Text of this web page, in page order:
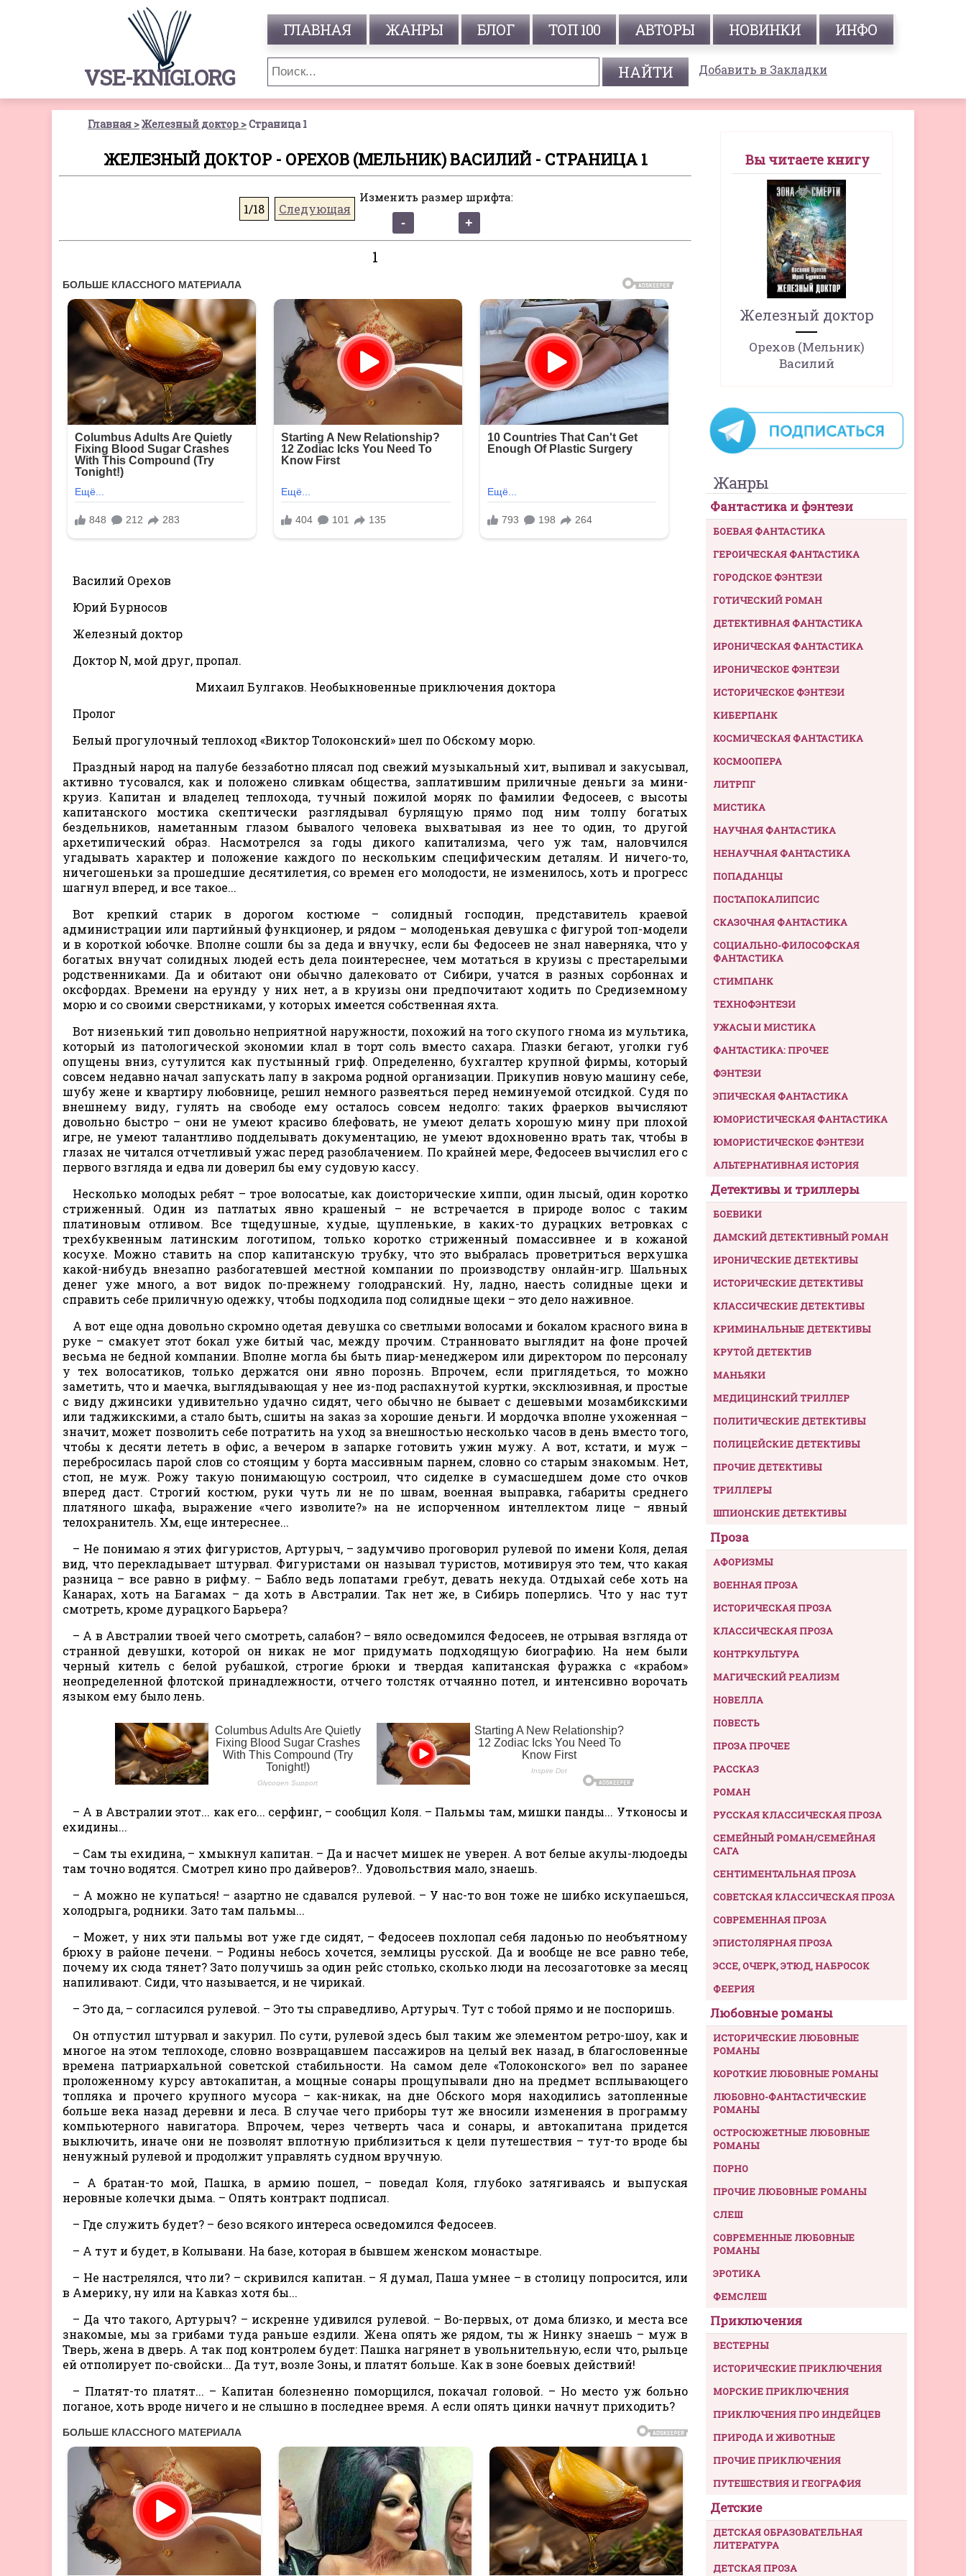
VSE-KNIGI.ORG
ГЛАВНАЯ ЖАНРЫ БЛОГ ТОП 100 АВТОРЫ НОВИНКИ ИНФО
Добавить в Закладки
Главная Железный доктор Страница 1
ЖЕЛЕЗНЫЙ ДОКТОР - ОРЕХОВ (МЕЛЬНИК) ВАСИЛИЙ - СТРАНИЦА 1
1/18 Следующая
Изменить размер шрифта:
1
Василий Орехов
Юрий Бурносов
Железный доктор
Доктор N, мой друг, пропал.
Михаил Булгаков. Необыкновенные приключения доктора
Пролог
Белый прогулочный теплоход «Виктор Толоконский» шел по Обскому морю.
Праздный народ на палубе беззаботно плясал под свежий музыкальный хит, выпивал и закусывал,
активно тусовался, как и положено сливкам общества, заплатившим приличные деньги за мини-
круиз. Капитан и владелец теплохода, тучный пожилой моряк по фамилии Федосеев, с высоты
капитанского мостика скептически разглядывал бурлящую прямо под ним толпу богатых
бездельников, наметанным глазом бывалого человека выхватывая из нее то один, то другой
архетипический образ. Насмотрелся за годы дикого капитализма, чего уж там, наловчился
угадывать характер и положение каждого по нескольким специфическим деталям. И ничего-то,
ничегошеньки за прошедшие десятилетия, со времен его молодости, не изменилось, хоть и прогресс
шагнул вперед, и все такое...
Вот крепкий старик в дорогом костюме – солидный господин, представитель краевой
администрации или партийный функционер, и рядом – молоденькая девушка с фигурой топ-модели
и в короткой юбочке. Вполне сошли бы за деда и внучку, если бы Федосеев не знал наверняка, что у
богатых внучат солидных людей есть дела поинтереснее, чем мотаться в круизы с престарелыми
родственниками. Да и обитают они обычно далековато от Сибири, учатся в разных сорбоннах и
оксфордах. Времени на ерунду у них нет, а в круизы они предпочитают ходить по Средиземному
морю и со своими сверстниками, у которых имеется собственная яхта.
Вот низенький тип довольно неприятной наружности, похожий на того скупого гнома из мультика,
который из патологической экономии клал в торт соль вместо сахара. Глазки бегают, уголки губ
опущены вниз, сутулится как пустынный гриф. Определенно, бухгалтер крупной фирмы, который
совсем недавно начал запускать лапу в закрома родной организации. Прикупив новую машину себе,
шубу жене и квартиру любовнице, решил немного развеяться перед неминуемой отсидкой. Судя по
внешнему виду, гулять на свободе ему осталось совсем недолго: таких фраерков вычисляют
довольно быстро – они не умеют красиво блефовать, не умеют делать хорошую мину при плохой
игре, не умеют талантливо подделывать документацию, не умеют вдохновенно врать так, чтобы в
глазах не читался отчетливый ужас перед разоблачением. По крайней мере, Федосеев вычислил его с
первого взгляда и едва ли доверил бы ему судовую кассу.
Несколько молодых ребят – трое волосатые, как доисторические хиппи, один лысый, один коротко
стриженный. Один из патлатых явно крашеный – не встречается в природе волос с таким
платиновым отливом. Все тщедушные, худые, щупленькие, в каких-то дурацких ветровках с
трехбуквенным латинским логотипом, только коротко стриженный помассивнее и в кожаной
косухе. Можно ставить на спор капитанскую трубку, что это выбралась проветриться верхушка
какой-нибудь внезапно разбогатевшей местной компании по производству онлайн-игр. Шальных
денег уже много, а вот видок по-прежнему голодранский. Ну, ладно, наесть солидные щеки и
справить себе приличную одежку, чтобы подходила под солидные щеки – это дело наживное.
А вот еще одна довольно скромно одетая девушка со светлыми волосами и бокалом красного вина в
руке – смакует этот бокал уже битый час, между прочим. Странновато выглядит на фоне прочей
весьма не бедной компании. Вполне могла бы быть пиар-менеджером или директором по персоналу
у тех волосатиков, только держатся они явно порознь. Впрочем, если приглядеться, то можно
заметить, что и маечка, выглядывающая у нее из-под распахнутой куртки, эксклюзивная, и простые
с виду джинсики удивительно удачно сидят, чего обычно не бывает с дешевыми мозамбикскими
или таджикскими, а стало быть, сшиты на заказ за хорошие деньги. И мордочка вполне ухоженная –
значит, может позволить себе потратить на уход за внешностью несколько часов в день вместо того,
чтобы к десяти лететь в офис, а вечером в запарке готовить ужин мужу. А вот, кстати, и муж –
перебросилась парой слов со стоящим у борта массивным парнем, словно со старым знакомым. Нет,
стоп, не муж. Рожу такую понимающую состроил, что сиделке в сумасшедшем доме сто очков
вперед даст. Строгий костюм, руки чуть ли не по швам, военная выправка, габариты среднего
платяного шкафа, выражение «чего изволите?» на не испорченном интеллектом лице – явный
телохранитель. Хм, еще интереснее...
– Не понимаю я этих фигуристов, Артурыч, – задумчиво проговорил рулевой по имени Коля, делая
вид, что перекладывает штурвал. Фигуристами он называл туристов, мотивируя это тем, что какая
разница – все равно в рифму. – Бабло ведь лопатами гребут, девать некуда. Отдыхай себе хоть на
Канарах, хоть на Багамах – да хоть в Австралии. Так нет же, в Сибирь поперлись. Что у нас тут
смотреть, кроме дурацкого Барьера?
– А в Австралии твоей чего смотреть, салабон? – вяло осведомился Федосеев, не отрывая взгляда от
странной девушки, которой он никак не мог придумать подходящую биографию. На нем были
черный китель с белой рубашкой, строгие брюки и твердая капитанская фуражка с «крабом»
неопределенной флотской принадлежности, отчего толстяк отчаянно потел, и интенсивно ворочать
языком ему было лень.
– А в Австралии этот... как его... серфинг, – сообщил Коля. – Пальмы там, мишки панды... Утконосы и
ехидины...
– Сам ты ехидина, – хмыкнул капитан. – Да и насчет мишек не уверен. А вот белые акулы-людоеды
там точно водятся. Смотрел кино про дайверов?.. Удовольствия мало, знаешь.
– А можно не купаться! – азартно не сдавался рулевой. – У нас-то вон тоже не шибко искупаешься,
холодрыга, родники. Зато там пальмы...
– Может, у них эти пальмы вот уже где сидят, – Федосеев похлопал себя ладонью по необъятному
брюху в районе печени. – Родины небось хочется, землицы русской. Да и вообще не все равно тебе,
почему их сюда тянет? Зато получишь за один рейс столько, сколько люди на лесозаготовке за месяц
напиливают. Сиди, что называется, и не чирикай.
– Это да, – согласился рулевой. – Это ты справедливо, Артурыч. Тут с тобой прямо и не поспоришь.
Он отпустил штурвал и закурил. По сути, рулевой здесь был таким же элементом ретро-шоу, как и
многое на этом теплоходе, словно возвращавшем пассажиров на целый век назад, в благословенные
времена патриархальной советской стабильности. На самом деле «Толоконского» вел по заранее
проложенному курсу автокапитан, а мощные сонары прощупывали дно на предмет всплывающего
топляка и прочего крупного мусора – как-никак, на дне Обского моря находились затопленные
больше века назад деревни и леса. В случае чего приборы тут же вносили изменения в программу
компьютерного навигатора. Впрочем, через четверть часа и сонары, и автокапитана придется
выключить, иначе они не позволят вплотную приблизиться к цели путешествия – тут-то вроде бы
ненужный рулевой и продолжит управлять судном вручную.
– А братан-то мой, Пашка, в армию пошел, – поведал Коля, глубоко затягиваясь и выпуская
неровные колечки дыма. – Опять контракт подписал.
– Где служить будет? – безо всякого интереса осведомился Федосеев.
– А тут и будет, в Колывани. На базе, которая в бывшем женском монастыре.
– Не настрелялся, что ли? – скривился капитан. – Я думал, Паша умнее – в столицу попросится, или
в Америку, ну или на Кавказ хотя бы...
– Да что такого, Артурыч? – искренне удивился рулевой. – Во-первых, от дома близко, и места все
знакомые, мы за грибами туда раньше ездили. Жена опять же рядом, ты ж Нинку знаешь – муж в
Тверь, жена в дверь. А так под контролем будет: Пашка нагрянет в увольнительную, если что, рыльце
ей отполирует по-свойски... Да тут, возле Зоны, и платят больше. Как в зоне боевых действий!
– Платят-то платят... – Капитан болезненно поморщился, покачал головой. – Но место уж больно
поганое, хоть вроде ничего и не слышно в последнее время. А если опять цинки начнут приходить?
Вы читаете книгу
Железный доктор
Орехов (Мельник)
Василий
Жанры
Фантастика и фэнтези
БОЕВАЯ ФАНТАСТИКА
ГЕРОИЧЕСКАЯ ФАНТАСТИКА
ГОРОДСКОЕ ФЭНТЕЗИ
ГОТИЧЕСКИЙ РОМАН
ДЕТЕКТИВНАЯ ФАНТАСТИКА
ИРОНИЧЕСКАЯ ФАНТАСТИКА
ИРОНИЧЕСКОЕ ФЭНТЕЗИ
ИСТОРИЧЕСКОЕ ФЭНТЕЗИ
КИБЕРПАНК
КОСМИЧЕСКАЯ ФАНТАСТИКА
КОСМООПЕРА
ЛИТРПГ
МИСТИКА
НАУЧНАЯ ФАНТАСТИКА
НЕНАУЧНАЯ ФАНТАСТИКА
ПОПАДАНЦЫ
ПОСТАПОКАЛИПСИС
СКАЗОЧНАЯ ФАНТАСТИКА
СОЦИАЛЬНО-ФИЛОСОФСКАЯ
ФАНТАСТИКА
СТИМПАНК
ТЕХНОФЭНТЕЗИ
УЖАСЫ И МИСТИКА
ФАНТАСТИКА: ПРОЧЕЕ
ФЭНТЕЗИ
ЭПИЧЕСКАЯ ФАНТАСТИКА
ЮМОРИСТИЧЕСКАЯ ФАНТАСТИКА
ЮМОРИСТИЧЕСКОЕ ФЭНТЕЗИ
АЛЬТЕРНАТИВНАЯ ИСТОРИЯ
Детективы и триллеры
БОЕВИКИ
ДАМСКИЙ ДЕТЕКТИВНЫЙ РОМАН
ИРОНИЧЕСКИЕ ДЕТЕКТИВЫ
ИСТОРИЧЕСКИЕ ДЕТЕКТИВЫ
КЛАССИЧЕСКИЕ ДЕТЕКТИВЫ
КРИМИНАЛЬНЫЕ ДЕТЕКТИВЫ
КРУТОЙ ДЕТЕКТИВ
МАНЬЯКИ
МЕДИЦИНСКИЙ ТРИЛЛЕР
ПОЛИТИЧЕСКИЕ ДЕТЕКТИВЫ
ПОЛИЦЕЙСКИЕ ДЕТЕКТИВЫ
ПРОЧИЕ ДЕТЕКТИВЫ
ТРИЛЛЕРЫ
ШПИОНСКИЕ ДЕТЕКТИВЫ
Проза
АФОРИЗМЫ
ВОЕННАЯ ПРОЗА
ИСТОРИЧЕСКАЯ ПРОЗА
КЛАССИЧЕСКАЯ ПРОЗА
КОНТРКУЛЬТУРА
МАГИЧЕСКИЙ РЕАЛИЗМ
НОВЕЛЛА
ПОВЕСТЬ
ПРОЗА ПРОЧЕЕ
РАССКАЗ
РОМАН
РУССКАЯ КЛАССИЧЕСКАЯ ПРОЗА
СЕМЕЙНЫЙ РОМАН/СЕМЕЙНАЯ
САГА
СЕНТИМЕНТАЛЬНАЯ ПРОЗА
СОВЕТСКАЯ КЛАССИЧЕСКАЯ ПРОЗА
СОВРЕМЕННАЯ ПРОЗА
ЭПИСТОЛЯРНАЯ ПРОЗА
ЭССЕ, ОЧЕРК, ЭТЮД, НАБРОСОК
ФЕЕРИЯ
Любовные романы
ИСТОРИЧЕСКИЕ ЛЮБОВНЫЕ
РОМАНЫ
КОРОТКИЕ ЛЮБОВНЫЕ РОМАНЫ
ЛЮБОВНО-ФАНТАСТИЧЕСКИЕ
РОМАНЫ
ОСТРОСЮЖЕТНЫЕ ЛЮБОВНЫЕ
РОМАНЫ
ПОРНО
ПРОЧИЕ ЛЮБОВНЫЕ РОМАНЫ
СЛЕШ
СОВРЕМЕННЫЕ ЛЮБОВНЫЕ
РОМАНЫ
ЭРОТИКА
ФЕМСЛЕШ
Приключения
ВЕСТЕРНЫ
ИСТОРИЧЕСКИЕ ПРИКЛЮЧЕНИЯ
МОРСКИЕ ПРИКЛЮЧЕНИЯ
ПРИКЛЮЧЕНИЯ ПРО ИНДЕЙЦЕВ
ПРИРОДА И ЖИВОТНЫЕ
ПРОЧИЕ ПРИКЛЮЧЕНИЯ
ПУТЕШЕСТВИЯ И ГЕОГРАФИЯ
Детские
ДЕТСКАЯ ОБРАЗОВАТЕЛЬНАЯ
ЛИТЕРАТУРА
ДЕТСКАЯ ПРОЗА